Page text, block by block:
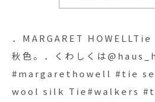
．MARGARET
秋色。．くわしくは
#margarethowell #tie
wool silk Tie#walkers